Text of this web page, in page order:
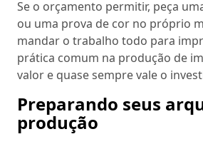
Se o orçamento permitir, peça
ou uma prova de cor no próprio
mandar o trabalho todo para
prática comum na produção de
valor e quase sempre vale o
Preparando seus
produção